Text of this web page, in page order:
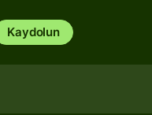
Kaydolun